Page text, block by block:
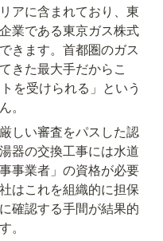
アに含まれており、東
業である東京ガス株式
きます。首都圏のガス
きた最大手だからこ
を受けられる」という
。
しい審査をパスした認
器の交換工事には水道
事業者」の資格が必要
はこれを組織的に担保
確認する手間が結果的
。